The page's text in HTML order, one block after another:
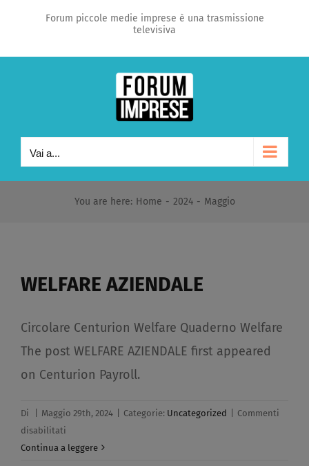
contenuto
Forum piccole medie imprese è una trasmissione
televisiva
Vai a...
You are here: Home - 2024 - Maggio
WELFARE AZIENDALE​
Circolare Centurion Welfare Quaderno Welfare
The post WELFARE AZIENDALE first appeared
on Centurion Payroll.
Di Maggio 29th, 2024 Categorie: Uncategorized
Commenti
disabilitati
WELFARE
Continua a leggere